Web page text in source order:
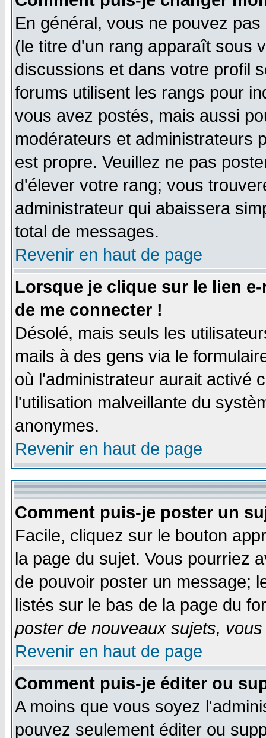
En général, vous ne pouvez
(le titre d'un rang apparaît sous
discussions et dans votre profil
forums utilisent les rangs pour
vous avez postés, mais aussi
modérateurs et administrateurs
est propre. Veuillez ne pas
d'élever votre rang; vous
administrateur qui abaissera
total de messages.
Revenir en haut de page
Lorsque je clique sur le lien
de me connecter !
Désolé, mais seuls les
mails à des gens via le
où l'administrateur aurait activé
l'utilisation malveillante du
anonymes.
Revenir en haut de page
Comment puis-je poster un
Facile, cliquez sur le bouton
la page du sujet. Vous pourriez
de pouvoir poster un message;
listés sur le bas de la page du
poster de nouveaux sujets,
Revenir en haut de page
Comment puis-je éditer ou
A moins que vous soyez
pouvez seulement éditer ou